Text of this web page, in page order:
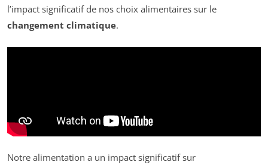
l’impact significatif de nos choix alimentaires sur le
changement climatique.
Notre alimentation a un impact significatif sur